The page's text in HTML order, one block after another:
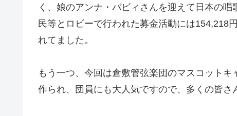
く、娘のアンナ・バビィさんを迎えて日本の
民等とロビーで行われた募金活動には154,218
れてました。
もう一つ、今回は倉敷管弦楽団のマスコット
作られ、団員にも大人気ですので、多くの皆さ